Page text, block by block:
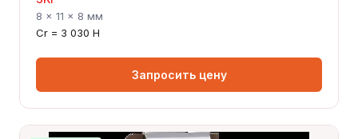
8 × 11 × 8 мм
Cr = 3 030 Н
Запросить цену